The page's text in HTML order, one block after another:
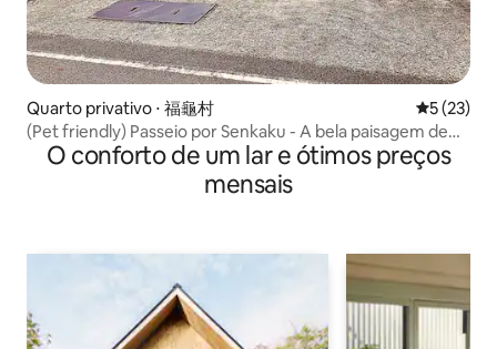
Quarto privativo ⋅ 福龜村 5 de uma
5 (23)
(Pet friendly) Passeio por Senkaku - A bela paisagem de
Jiutang Luoyusong - 2
O conforto de um lar e ótimos preços
mensais